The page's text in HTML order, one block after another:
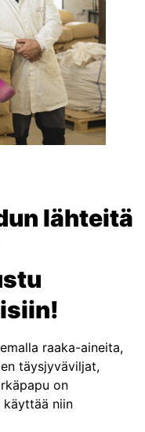
lähteitä
raaka-aineita,
täysjyväviljat,
on
käyttää niin